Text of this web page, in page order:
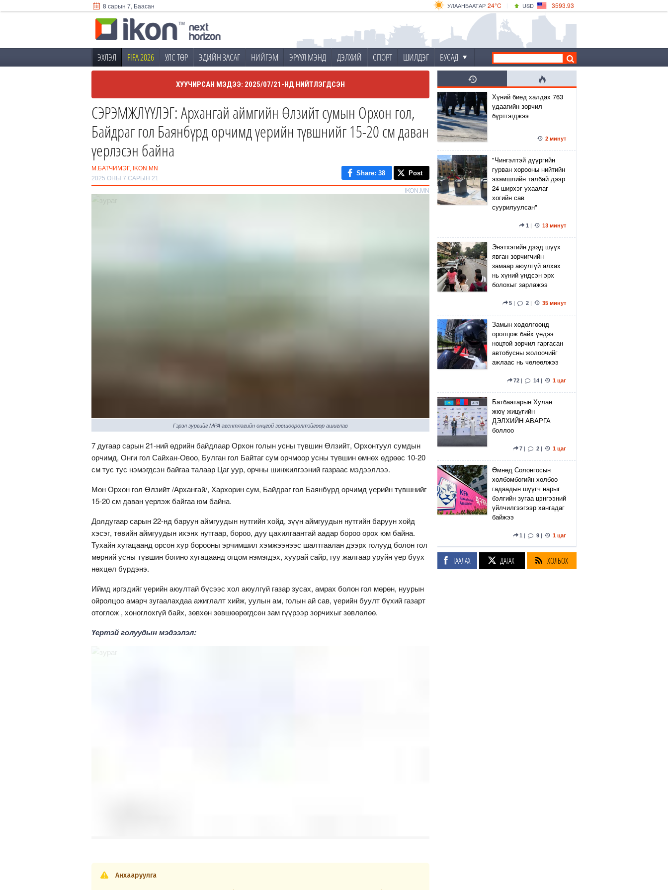
8 сарын 7, Баасан 24°C
УЛААНБААТАР
28°C
ДАРХАН
24°C
ЭРДЭНЭТ
USD 3593.93
4149.01
ЭХЛЭЛ FIFA 2026 УЛС ТӨР ЭДИЙН ЗАСАГ НИЙГЭМ ЭРҮҮЛ МЭНД ДЭЛХИЙ СПОРТ ШИЛДЭГ БУСАД
ХУУЧИРСАН МЭДЭЭ: 2025/07/21-НД НИЙТЛЭГДСЭН
СЭРЭМЖЛҮҮЛЭГ: Архангай аймгийн Өлзийт сумын Орхон гол,
Байдраг гол Баянбүрд орчимд үерийн түвшнийг 15-20 см даван
үерлэсэн байна
М.БАТЧИМЭГ, IKON.MN
2025 ОНЫ 7 САРЫН 21
Share: 38 Post
IKON.MN
Гэрэл зургийг MPA агентлагийн онцгой зөвшөөрөлтэйгөөр ашиглав
7 дугаар сарын 21-ний өдрийн байдлаар Орхон голын усны түвшин Өлзийт, Орхонтуул сумдын
орчимд, Онги гол Сайхан-Овоо, Булган гол Байтаг сум орчмоор усны түвшин өмнөх өдрөөс 10-20
см тус тус нэмэгдсэн байгаа талаар Цаг уур, орчны шинжилгээний газраас мэдээллээ.
Мөн Орхон гол Өлзийт /Архангай/, Хархорин сум, Байдраг гол Баянбүрд орчимд үерийн түвшнийг
15-20 см даван үерлэж байгаа юм байна.
Долдугаар сарын 22-нд баруун аймгуудын нутгийн хойд, зүүн аймгуудын нутгийн баруун хойд
хэсэг, төвийн аймгуудын ихэнх нутгаар, бороо, дуу цахилгаантай аадар бороо орох юм байна.
Тухайн хугацаанд орсон хур борооны эрчимшил хэмжээнээс шалтгаалан дээрх голууд болон гол
мөрний усны түвшин богино хугацаанд огцом нэмэгдэх, хуурай сайр, гуу жалгаар уруйн үер буух
нөхцөл бүрдэнэ.
Иймд иргэдийг үерийн аюултай бүсээс хол аюулгүй газар зусах, амрах болон гол мөрөн, нуурын
ойролцоо амарч зугаалахдаа ажиглалт хийж, уулын ам, голын ай сав, үерийн буулт бүхий газарт
отоглож , хоноглохгүй байх, зөвхөн зөвшөөрөгдсөн зам гүүрээр зорчихыг зөвлөлөө.
Үертэй голуудын мэдээлэл:
Анхааруулга
Хүний биед халдах 763
удаагийн зөрчил
бүртгэгджээ
2 минут
"Чингэлтэй дүүргийн
гурван хорооны нийтийн
эзэмшлийн талбай дээр
24 ширхэг ухаалаг
хогийн сав
суурилуулсан"
1 | 13 минут
Энэтхэгийн дээд шүүх
явган зорчигчийн
замаар аюулгүй алхах
нь хүний үндсэн эрх
болохыг зарлажээ
5 | 2 | 35 минут
Замын хөдөлгөөнд
оролцож байх үедээ
ноцтой зөрчил гаргасан
автобусны жолоочийг
ажлаас нь чөлөөлжээ
72 | 14 | 1 цаг
Батбаатарын Хулан
жюү жицүгийн
ДЭЛХИЙН АВАРГА
боллоо
7 | 2 | 1 цаг
Өмнөд Солонгосын
хөлбөмбөгийн холбоо
гадаадын шүүгч нарыг
бэлгийн зугаа цэнгээний
үйлчилгээгээр хангадаг
байжээ
1 | 9 | 1 цаг
Ховд аймгийн Буянт
сумын нутагт сураггүй
ТААЛАХ ДАГАХ ХОЛБОХ